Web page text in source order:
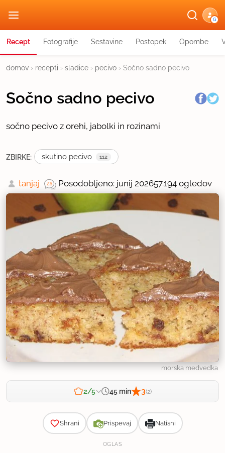
G
Recept Fotografije Sestavine Postopek Opombe
domov › recepti › sladice › pecivo › Sočno sadno pecivo
Sočno sadno pecivo
sočno pecivo z orehi, jabolki in rozinami
ZBIRKE: skutino pecivo 112
tanjaj Posodobljeno: junij 202657.194 ogledov
morska medvedka
2/5 45 min 3(2)
Shrani Prispevaj Natisni
OGLAS